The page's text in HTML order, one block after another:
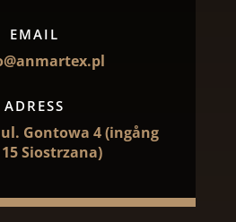
EMAIL
ADRESS
ul. Gontowa 4 (ingång
Siostrzana)